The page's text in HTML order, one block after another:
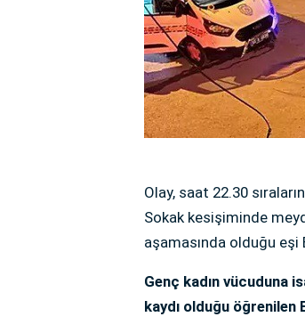
Olay, saat 22.30
Sokak kesişiminde
aşamasında olduğu eşi
Genç kadın vücuduna
kaydı olduğu öğrenilen